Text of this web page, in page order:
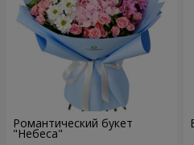
Романтический букет
"Небеса"